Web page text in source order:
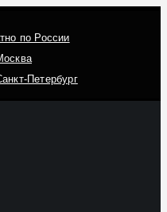
по России
Петербург